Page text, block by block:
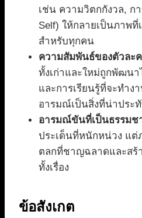
เช่น ความวิตกกังวล, ก
Self) ให้กลายเป็นภาพที่
สำหรับทุกคน
ความสัมพันธ์ของตัวละ
ทั้งเก่าและใหม่ถูกพัฒน
และการเรียนรู้ที่จะทำง
อารมณ์เป็นสิ่งที่น่าประ
อารมณ์ขันที่เป็นธรรมช
ประเด็นที่หนักหน่วง แต่
ตลกที่ชาญฉลาดและสร้า
ทั้งเรื่อง
ข้อสังเกต